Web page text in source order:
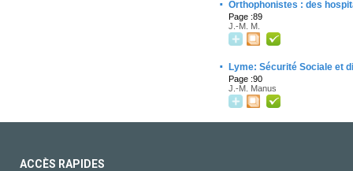
· Orthophonistes : des
Page :89
J.-M. M.
· Lyme: Sécurité Sociale et
Page :90
J.-M. Manus
ACCÈS RAPIDES